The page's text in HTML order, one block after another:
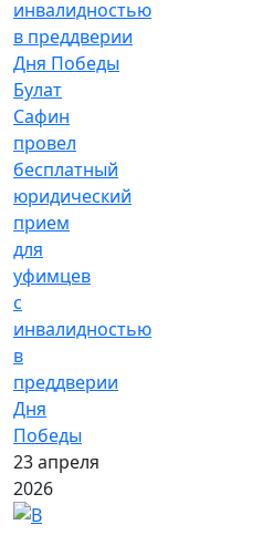
Булат
Сафин
провел
бесплатный
юридический
прием
для
уфимцев
с
инвалидностью
в
преддверии
Дня
Победы
23 апреля
2026